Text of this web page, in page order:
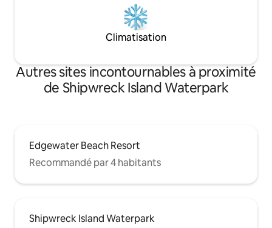
Climatisation
Autres sites incontournables à proximité
de Shipwreck Island Waterpark
Edgewater Beach Resort
Recommandé par 4 habitants
Shipwreck Island Waterpark